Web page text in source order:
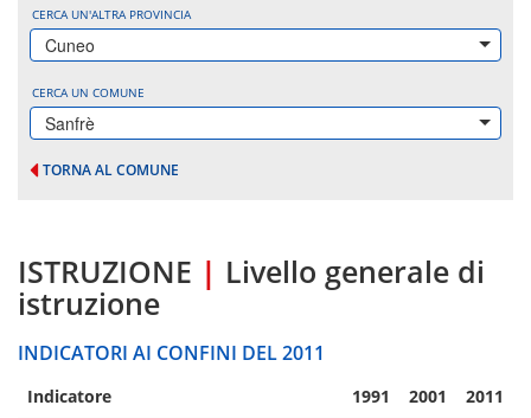
CERCA UN'ALTRA PROVINCIA
Cuneo
CERCA UN COMUNE
Sanfrè
TORNA AL COMUNE
ISTRUZIONE | Livello generale di
istruzione
INDICATORI AI CONFINI DEL 2011
Indicatore 1991 2001 2011